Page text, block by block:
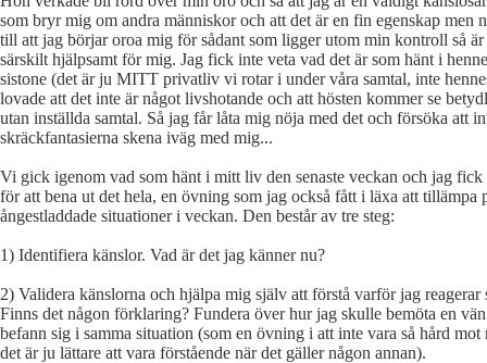
som bryr mig om andra människor och att det är en fin egenskap men
till att jag börjar oroa mig för sådant som ligger utom min kontroll så är
särskilt hjälpsamt för mig. Jag fick inte veta vad det är som hänt i
sistone (det är ju MITT privatliv vi rotar i under våra samtal, inte
lovade att det inte är något livshotande och att hösten kommer se
utan inställda samtal. Så jag får låta mig nöja med det och försöka att
skräckfantasierna skena iväg med mig...
Vi gick igenom vad som hänt i mitt liv den senaste veckan och jag
för att bena ut det hela, en övning som jag också fått i läxa att tillämpa
ångestladdade situationer i veckan. Den består av tre steg:
1) Identifiera känslor. Vad är det jag känner nu?
2) Validera känslorna och hjälpa mig själv att förstå varför jag reagerar
Finns det någon förklaring? Fundera över hur jag skulle bemöta en
befann sig i samma situation (som en övning i att inte vara så hård
det är ju lättare att vara förstående när det gäller någon annan).